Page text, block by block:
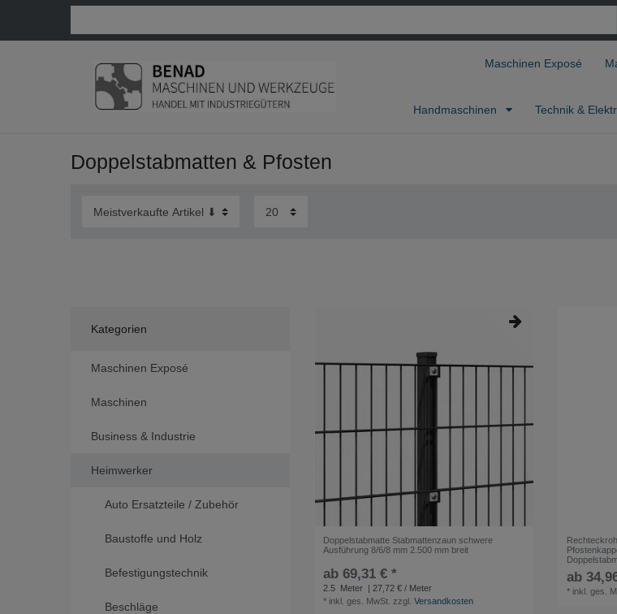
Maschinen Exposé
Handmaschinen Technik &
Doppelstabmatten & Pfosten
Kategorien
Maschinen Exposé
Maschinen
Business & Industrie
Heimwerker
Auto Ersatzteile / Zubehör
Baustoffe und Holz
Befestigungstechnik
Beschläge
Doppelstabmatte Stabmattenzaun schwere
Ausführung 8/6/8 mm 2.500 mm breit
ab 69,31 € *
2.5 Meter | 27,72 € / Meter
* inkl. ges. MwSt. zzgl.Versandkosten
ab
* inkl. ges.